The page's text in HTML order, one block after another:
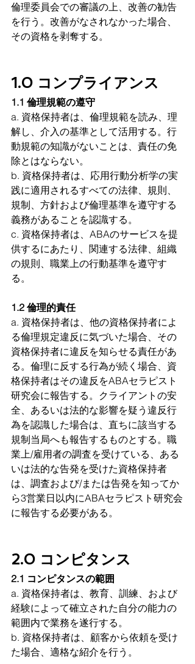
倫理委員会での審議の上、改善の勧告
を行う。改善がなされなかった場合、
その資格を剥奪する。
1.0 コンプライアンス
1.1 倫理規範の遵守
a. 資格保持者は、倫理規範を読み、理
解し、介入の基準として活用する。行
動規範の知識がないことは、責任の免
除とはならない。
b. 資格保持者は、応用行動分析学の実
践に適用されるすべての法律、規則、
規制、方針および倫理基準を遵守する
義務があることを認識する。
c. 資格保持者は、ABAのサービスを提
供するにあたり、関連する法律、組織
の規則、職業上の行動基準を遵守す
る。
1.2 倫理的責任
a. 資格保持者は、他の資格保持者によ
る倫理規定違反に気づいた場合、その
資格保持者に違反を知らせる責任があ
る。 倫理に反する行為が続く場合、資
格保持者はその違反をABAセラピスト
研究会に報告する。クライアントの安
全、あるいは法的な影響を疑う違反行
為を認識した場合は、直ちに該当する
規制当局へも報告するものとする。職
業上/雇用者の調査を受けている、ある
いは法的な告発を受けた資格保持者
は、調査および/または告発を知ってか
ら3営業日以内にABAセラピスト研究会
に報告する必要がある。
2.0 コンピタンス
2.1 コンピタンスの範囲
a. 資格保持者は、教育、訓練、および
経験によって確立された自分の能力の
範囲内で業務を遂行する。
b. 資格保持者は、顧客から依頼を受け
た場合、適格な紹介を行う。